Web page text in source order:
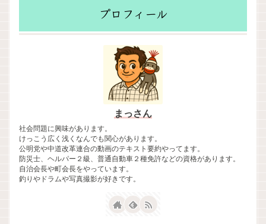
プロフィール
まっさん
社会問題に興味があります。
けっこう広く浅くなんでも関心があります。
公明党や中道改革連合の動画のテキスト要約やってます。
防災士、ヘルパー２級、普通自動車２種免許などの資格があります。
自治会長や町会長をやっています。
釣りやドラムや写真撮影が好きです。